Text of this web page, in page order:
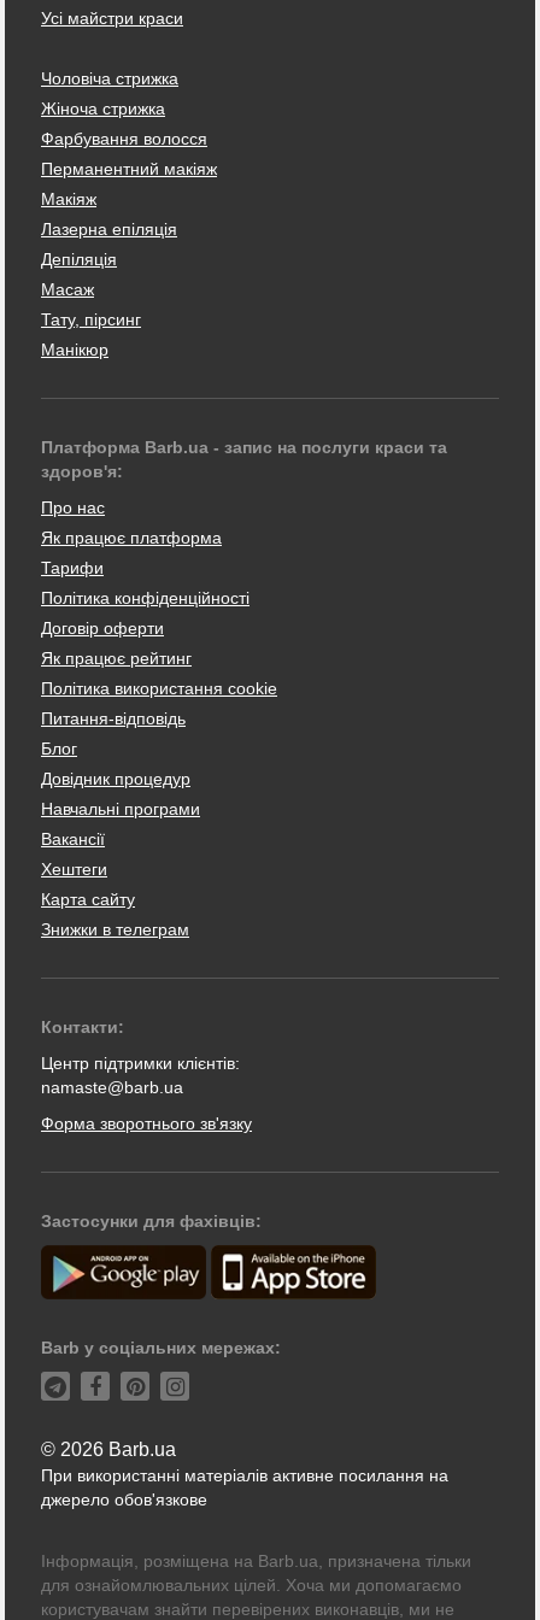
Усі майстри краси
Чоловіча стрижка
Жіноча стрижка
Фарбування волосся
Перманентний макіяж
Макіяж
Лазерна епіляція
Депіляція
Масаж
Тату, пірсинг
Манікюр
Платформа Barb.ua - запис на послуги краси та
здоров'я:
Про нас
Як працює платформа
Тарифи
Політика конфіденційності
Договір оферти
Як працює рейтинг
Політика використання cookie
Питання-відповідь
Блог
Довідник процедур
Навчальні програми
Вакансії
Хештеги
Карта сайту
Знижки в телеграм
Контакти:
Центр підтримки клієнтів:
namaste@barb.ua
Форма зворотнього зв'язку
Застосунки для фахівців:
Barb у соціальних мережах:
© 2026 Barb.ua
При використанні матеріалів активне посилання на
джерело обов'язкове
Інформація, розміщена на Barb.ua, призначена тільки
для ознайомлювальних цілей. Хоча ми допомагаємо
користувачам знайти перевірених виконавців, ми не